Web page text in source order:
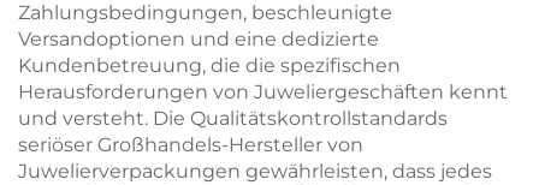
Zahlungsbedingungen, beschleunigte
Versandoptionen und eine dedizierte
Kundenbetreuung, die die spezifischen
Herausforderungen von Juweliergeschäften kennt
und versteht. Die Qualitätskontrollstandards
seriöser Großhandels-Hersteller von
Juwelierverpackungen gewährleisten, dass jedes